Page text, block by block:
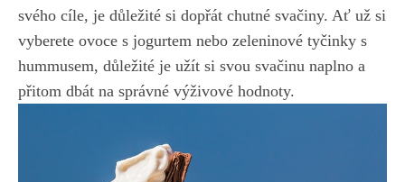
svého cíle, je důležité si dopřát chutné svačiny. Ať už si
vyberete ovoce s jogurtem nebo zeleninové tyčinky s
hummusem, důležité je užít si svou svačinu naplno a
přitom dbát na správné výživové hodnoty.